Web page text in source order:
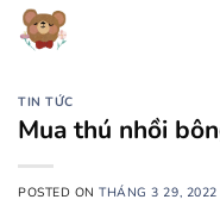
Chuyển
đến
dungTIN TỨC
Mua thú nhồi
POSTED ONTHÁNG 3 29, 2022